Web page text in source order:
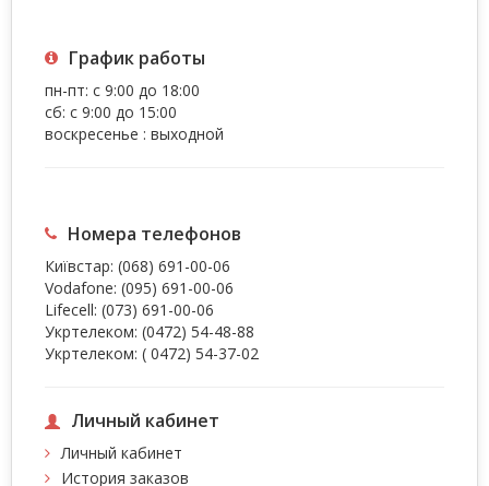
График работы
пн-пт: с 9:00 до 18:00
сб: с 9:00 до 15:00
воскресенье : выходной
Номера телефонов
Київстар: (068) 691-00-06
Vodafone: (095) 691-00-06
Lifecell: (073) 691-00-06
Укртелеком: (0472) 54-48-88
Укртелеком: ( 0472) 54-37-02
Личный кабинет
Личный кабинет
История заказов